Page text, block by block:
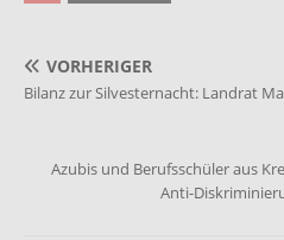
VORHERIGER
Bilanz zur Silvesternacht: Landrat
Azubis und Berufsschüler aus
Anti-